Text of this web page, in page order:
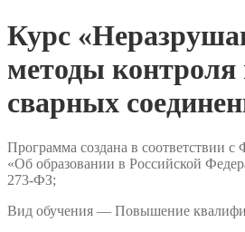
Курс
методы контроля
сварных
Программа создана в соответствии
«Об образовании в Российской
273-ФЗ;
Вид обучения — Повышение